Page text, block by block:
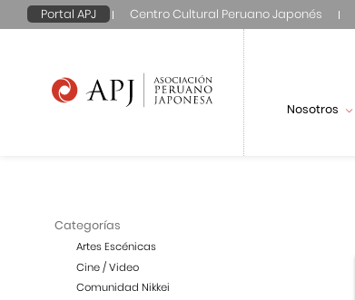
Portal APJ Centro Cultural Peruano Japonés
Nosotros
Categorías
Artes Escénicas
Cine / Video
Comunidad Nikkei